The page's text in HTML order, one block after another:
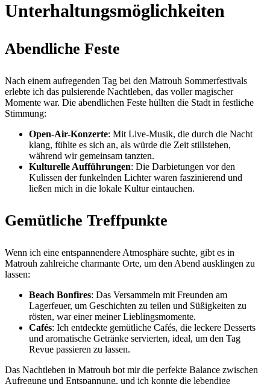
Unterhaltungsmöglichkeiten
Abendliche Feste
Nach einem aufregenden Tag bei den Matrouh Sommerfestivals
erlebte ich das pulsierende Nachtleben, das voller magischer
Momente war. Die abendlichen Feste hüllten die Stadt in festliche
Stimmung:
Open-Air-Konzerte: Mit Live-Musik, die durch die Nacht
klang, fühlte es sich an, als würde die Zeit stillstehen,
während wir gemeinsam tanzten.
Kulturelle Aufführungen: Die Darbietungen vor den
Kulissen der funkelnden Lichter waren faszinierend und
ließen mich in die lokale Kultur eintauchen.
Gemütliche Treffpunkte
Wenn ich eine entspannendere Atmosphäre suchte, gibt es in
Matrouh zahlreiche charmante Orte, um den Abend ausklingen zu
lassen:
Beach Bonfires: Das Versammeln mit Freunden am
Lagerfeuer, um Geschichten zu teilen und Süßigkeiten zu
rösten, war einer meiner Lieblingsmomente.
Cafés: Ich entdeckte gemütliche Cafés, die leckere Desserts
und aromatische Getränke servierten, ideal, um den Tag
Revue passieren zu lassen.
Das Nachtleben in Matrouh bot mir die perfekte Balance zwischen
Aufregung und Entspannung, und ich konnte die lebendige